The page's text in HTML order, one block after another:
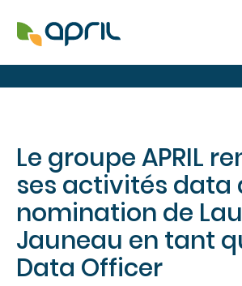
Le groupe APRIL
ses activités data
nomination de
Jauneau en tant
Data Officer